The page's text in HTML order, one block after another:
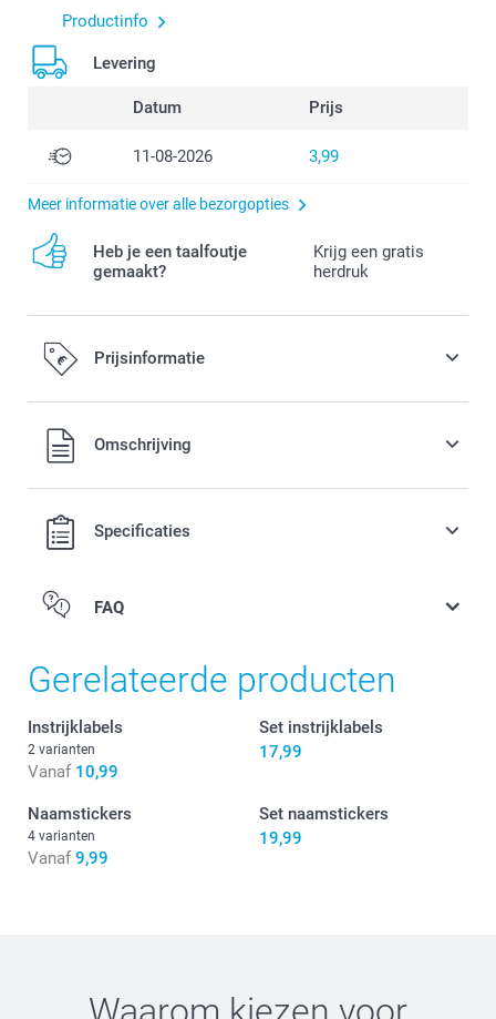
Productinfo
Levering
Datum Prijs
11-08-2026 3,99
Meer informatie over alle bezorgopties
Heb je een taalfoutje
gemaakt?
Krijg een gratis
herdruk
Prijsinformatie
Alle prijzen zijn in EURO (€) inclusief BTW en exclusief
verzendkosten.Omschrijving
Specificaties
FAQ
Gerelateerde producten
Instrijklabels
2 varianten
Vanaf 10,99
Set instrijklabels
17,99
Naamstickers
4 varianten
Vanaf 9,99
Set naamstickers
19,99